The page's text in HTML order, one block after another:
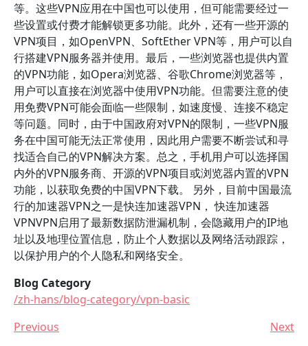
等。这些VPN应用在中国也可以使用，但可能需要经过一
些设置或付费才能解锁更多功能。此外，还有一些开源的
VPN项目，如OpenVPN、SoftEther VPN等，用户可以自
行搭建VPN服务器并使用。最后，一些浏览器也提供内置
的VPN功能，如Opera浏览器、谷歌Chrome浏览器等，
用户可以直接在浏览器中使用VPN功能。但需要注意的使
用免费VPN可能会面临一些限制，如速度慢、连接不稳定
等问题。同时，由于中国政府对VPN的限制，一些VPN服
务在中国可能无法正常使用，因此用户需要不断尝试和寻
找适合自己的VPN解决方案。总之，手机用户可以选择国
内外的VPN服务商、开源的VPN项目或浏览器内置的VPN
功能，以获取免费的中国VPN下载。 另外，目前中国最流
行的加速器VPN之一是快连加速器VPN， 快连加速器
VPNVPN启用了最新数据防泄漏机制，会隐藏用户的IP地
址以及地理位置信息，防止个人数据以及网络活动跟踪，
以保护用户的个人隐私和网络安全。
Blog Category
/zh-hans/blog-category/vpn-basic
Previous
Next